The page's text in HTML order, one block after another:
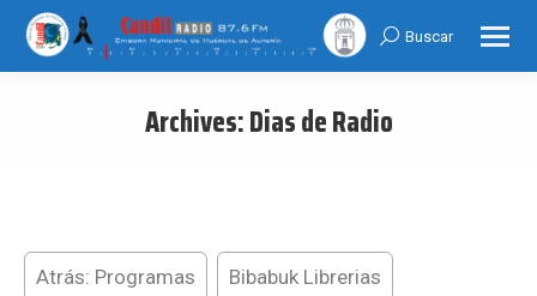
Search:
Buscar
Archives:Dias de Radio
Atrás: Programas Bibabuk Librerias